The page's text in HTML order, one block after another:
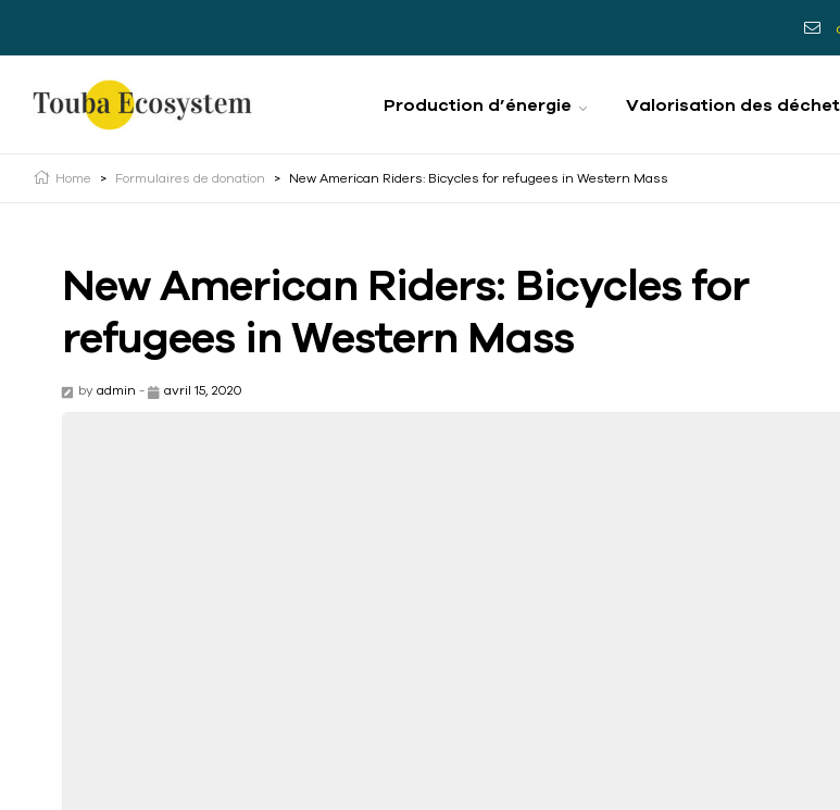
Production d’énergie Valorisation des
Home > Formulaires de donation > New American Riders: Bicycles for refugees in Western Mass
New American Riders: Bicycles for
refugees in Western Mass
by admin - avril 15, 2020